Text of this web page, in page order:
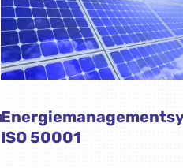
ISO 50001